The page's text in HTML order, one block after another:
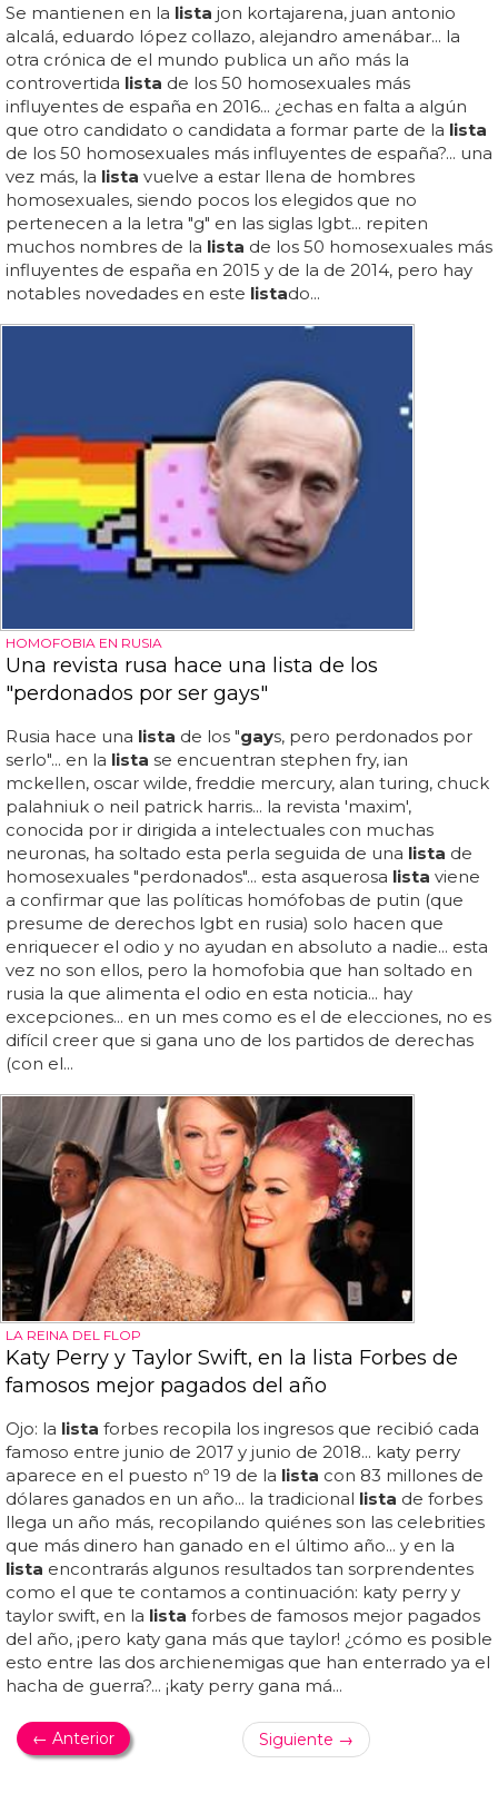
Se mantienen en la lista jon kortajarena, juan antonio
alcalá, eduardo lópez collazo, alejandro amenábar... la
otra crónica de el mundo publica un año más la
controvertida lista de los 50 homosexuales más
influyentes de españa en 2016... ¿echas en falta a algún
que otro candidato o candidata a formar parte de la lista
de los 50 homosexuales más influyentes de españa?... una
vez más, la lista vuelve a estar llena de hombres
homosexuales, siendo pocos los elegidos que no
pertenecen a la letra "g" en las siglas lgbt... repiten
muchos nombres de la lista de los 50 homosexuales más
influyentes de españa en 2015 y de la de 2014, pero hay
notables novedades en este listado...
HOMOFOBIA EN RUSIA
Una revista rusa hace una lista de los
"perdonados por ser gays"
Rusia hace una lista de los "gays, pero perdonados por
serlo"... en la lista se encuentran stephen fry, ian
mckellen, oscar wilde, freddie mercury, alan turing, chuck
palahniuk o neil patrick harris... la revista 'maxim',
conocida por ir dirigida a intelectuales con muchas
neuronas, ha soltado esta perla seguida de una lista de
homosexuales "perdonados"... esta asquerosa lista viene
a confirmar que las políticas homófobas de putin (que
presume de derechos lgbt en rusia) solo hacen que
enriquecer el odio y no ayudan en absoluto a nadie... esta
vez no son ellos, pero la homofobia que han soltado en
rusia la que alimenta el odio en esta noticia... hay
excepciones... en un mes como es el de elecciones, no es
difícil creer que si gana uno de los partidos de derechas
(con el...
LA REINA DEL FLOP
Katy Perry y Taylor Swift, en la lista Forbes de
famosos mejor pagados del año
Ojo: la lista forbes recopila los ingresos que recibió cada
famoso entre junio de 2017 y junio de 2018... katy perry
aparece en el puesto nº 19 de la lista con 83 millones de
dólares ganados en un año... la tradicional lista de forbes
llega un año más, recopilando quiénes son las celebrities
que más dinero han ganado en el último año... y en la
lista encontrarás algunos resultados tan sorprendentes
como el que te contamos a continuación: katy perry y
taylor swift, en la lista forbes de famosos mejor pagados
del año, ¡pero katy gana más que taylor! ¿cómo es posible
esto entre las dos archienemigas que han enterrado ya el
hacha de guerra?... ¡katy perry gana má...
← Anterior Siguiente →